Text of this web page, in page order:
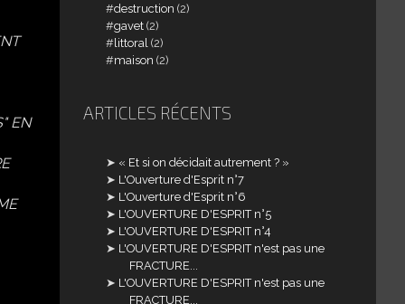
EN
destruction (2)
gavet (2)
littoral (2)
maison (2)
ARTICLES RÉCENTS
« Et si on décidait autrement ? »
L'Ouverture d'Esprit n°7
L'Ouverture d'Esprit n°6
L'OUVERTURE D'ESPRIT n°5
L'OUVERTURE D'ESPRIT n°4
L'OUVERTURE D'ESPRIT n'est pas une
FRACTURE...
L'OUVERTURE D'ESPRIT n'est pas une
FRACTURE...